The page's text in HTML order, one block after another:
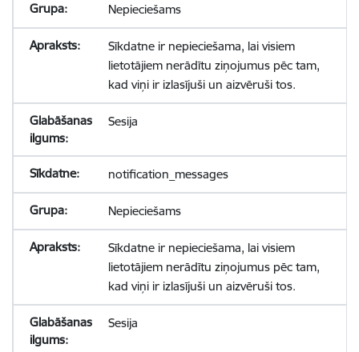
Nepieciešams
Sīkdatne ir nepieciešama, lai visiem
lietotājiem nerādītu ziņojumus pēc tam,
kad viņi ir izlasījuši un aizvēruši tos.
Sesija
notification_messages
Nepieciešams
Sīkdatne ir nepieciešama, lai visiem
lietotājiem nerādītu ziņojumus pēc tam,
kad viņi ir izlasījuši un aizvēruši tos.
Sesija